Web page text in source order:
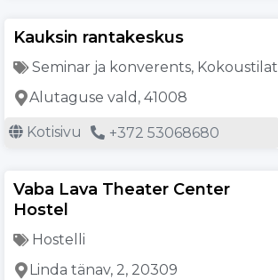
Kauksin rantakeskus
Seminar ja konverents, Kokoustilat
Alutaguse vald, 41008
Kotisivu +372 53068680
Vaba Lava Theater Center
Hostel
Hostelli
Linda tänav, 2, 20309